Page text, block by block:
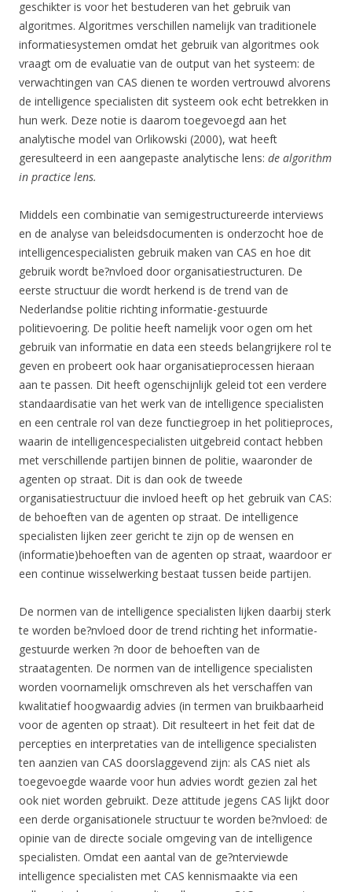
geschikter is voor het bestuderen van het gebruik van
algoritmes. Algoritmes verschillen namelijk van traditionele
informatiesystemen omdat het gebruik van algoritmes ook
vraagt om de evaluatie van de output van het systeem: de
verwachtingen van CAS dienen te worden vertrouwd alvorens
de intelligence specialisten dit systeem ook echt betrekken in
hun werk. Deze notie is daarom toegevoegd aan het
analytische model van Orlikowski (2000), wat heeft
geresulteerd in een aangepaste analytische lens: de algorithm
in practice lens.
Middels een combinatie van semigestructureerde interviews
en de analyse van beleidsdocumenten is onderzocht hoe de
intelligencespecialisten gebruik maken van CAS en hoe dit
gebruik wordt be?nvloed door organisatiestructuren. De
eerste structuur die wordt herkend is de trend van de
Nederlandse politie richting informatie-gestuurde
politievoering. De politie heeft namelijk voor ogen om het
gebruik van informatie en data een steeds belangrijkere rol te
geven en probeert ook haar organisatieprocessen hieraan
aan te passen. Dit heeft ogenschijnlijk geleid tot een verdere
standaardisatie van het werk van de intelligence specialisten
en een centrale rol van deze functiegroep in het politieproces,
waarin de intelligencespecialisten uitgebreid contact hebben
met verschillende partijen binnen de politie, waaronder de
agenten op straat. Dit is dan ook de tweede
organisatiestructuur die invloed heeft op het gebruik van CAS:
de behoeften van de agenten op straat. De intelligence
specialisten lijken zeer gericht te zijn op de wensen en
(informatie)behoeften van de agenten op straat, waardoor er
een continue wisselwerking bestaat tussen beide partijen.
De normen van de intelligence specialisten lijken daarbij sterk
te worden be?nvloed door de trend richting het informatie-
gestuurde werken ?n door de behoeften van de
straatagenten. De normen van de intelligence specialisten
worden voornamelijk omschreven als het verschaffen van
kwalitatief hoogwaardig advies (in termen van bruikbaarheid
voor de agenten op straat). Dit resulteert in het feit dat de
percepties en interpretaties van de intelligence specialisten
ten aanzien van CAS doorslaggevend zijn: als CAS niet als
toegevoegde waarde voor hun advies wordt gezien zal het
ook niet worden gebruikt. Deze attitude jegens CAS lijkt door
een derde organisationele structuur te worden be?nvloed: de
opinie van de directe sociale omgeving van de intelligence
specialisten. Omdat een aantal van de ge?nterviewde
intelligence specialisten met CAS kennismaakte via een